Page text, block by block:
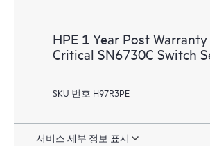
HPE 1 Year Post
Critical SN6730C Switch
SKU 번호 H97R3PE
서비스 세부 정보 표시